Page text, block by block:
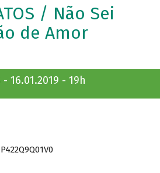
/ Não Sei
de Amor
16.01.2019 - 19h